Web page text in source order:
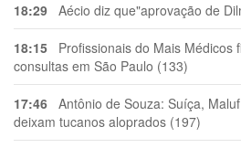
18:29 Aécio diz que"aprovação de
18:15 Profissionais do Mais Médicos
consultas em São Paulo (133)
17:46 Antônio de Souza: Suíça,
deixam tucanos aloprados (197)